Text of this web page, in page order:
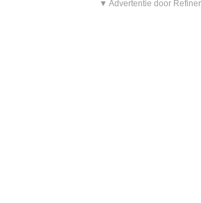
▼ Advertentie door